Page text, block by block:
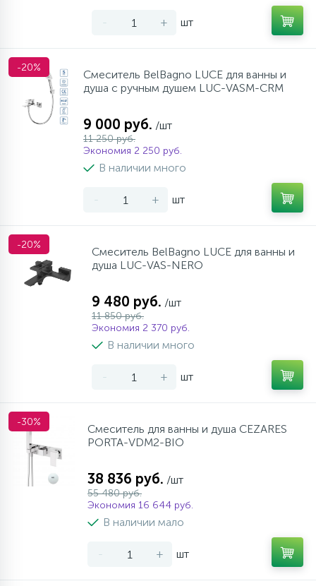
Гарантия
Возврат товара
Душевые кабины
Комплектующие
Стаканы для ванной
Щетки для унитаза
- + шт
-20%
Смеситель BelBagno LUCE для ванны и
душа с ручным душем LUC-VASM-CRM
9 000 руб. /шт
11 250 руб.
Экономия 2 250 руб.
В наличии много
- + шт
-20%
Смеситель BelBagno LUCE для ванны и
душа LUC-VAS-NERO
9 480 руб. /шт
11 850 руб.
Экономия 2 370 руб.
В наличии много
- + шт
-30%
Смеситель для ванны и душа CEZARES
PORTA-VDM2-BIO
38 836 руб. /шт
55 480 руб.
Экономия 16 644 руб.
В наличии мало
- + шт